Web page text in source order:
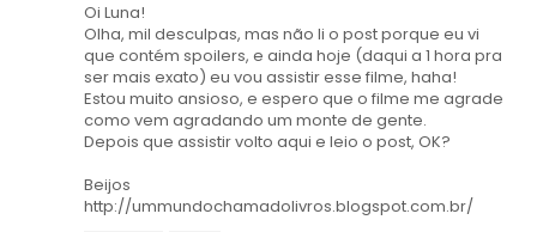
Oi Luna!
Olha, mil desculpas, mas não li o post porque eu vi
que contém spoilers, e ainda hoje (daqui a 1 hora pra
ser mais exato) eu vou assistir esse filme, haha!
Estou muito ansioso, e espero que o filme me agrade
como vem agradando um monte de gente.
Depois que assistir volto aqui e leio o post, OK?
Beijos
http://ummundochamadolivros.blogspot.com.br/